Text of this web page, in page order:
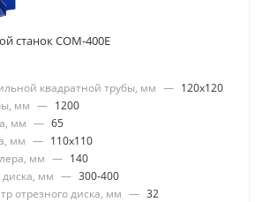
станок СОМ-400Е
квадратной трубы, мм — 120x120
мм — 1200
мм — 65
мм — 110x110
мм — 140
диска, мм — 300-400
отрезного диска, мм — 32